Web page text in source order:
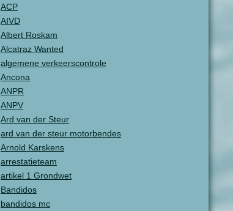
ACP
AIVD
Albert Roskam
Alcatraz Wanted
algemene verkeerscontrole
Ancona
ANPR
ANPV
Ard van der Steur
ard van der steur motorbendes
Arnold Karskens
arrestatieteam
artikel 1 Grondwet
Bandidos
bandidos mc